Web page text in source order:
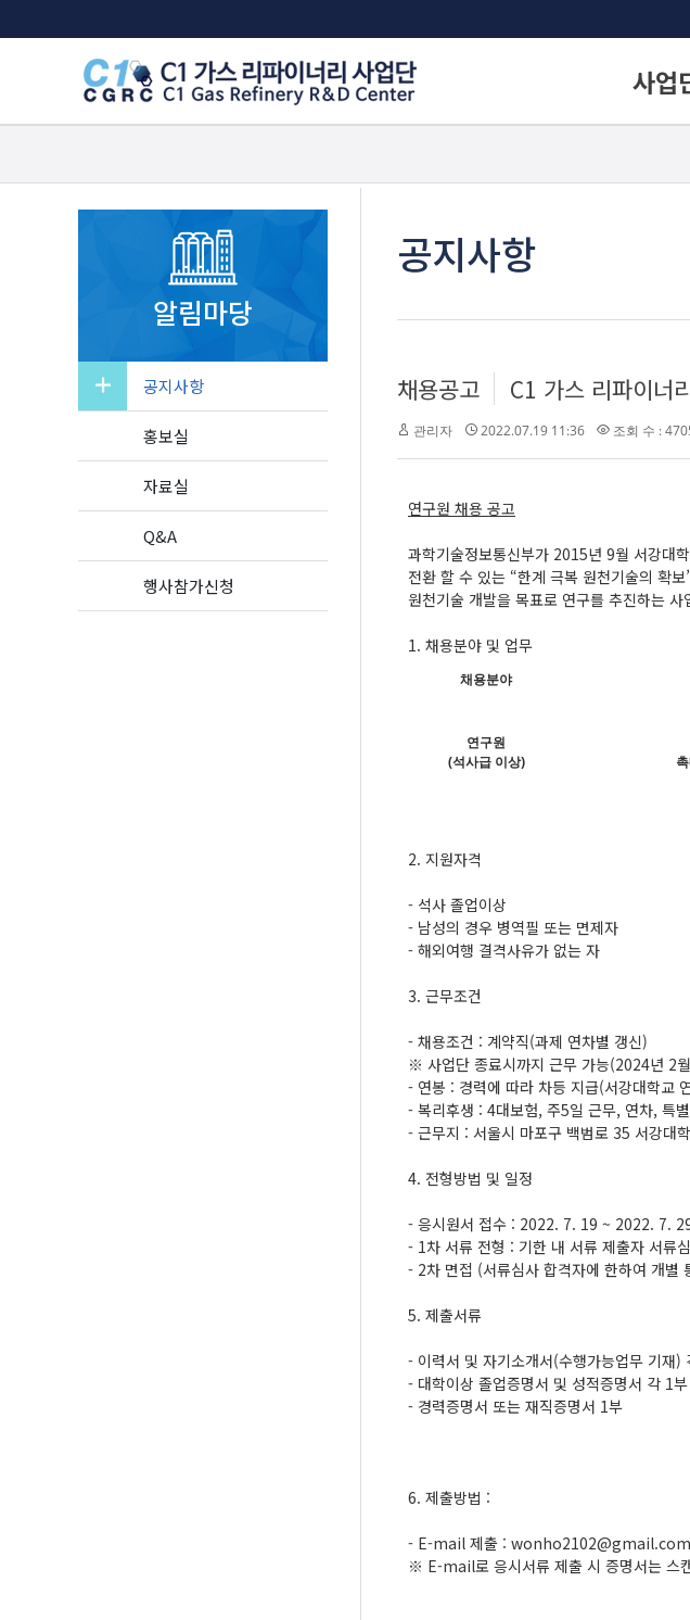
사업
오
알림마당
공지사항
홍보실
자료실
Q&A
행사참가신청
공지사항
채용공고 C1 가스 리파이너
관리자 2022.07.19 11:36 조회 수 :
연구원 채용 공고
과학기술정보통신부가 2015년 9월 서강대
전환 할 수 있는 “한계 극복 원천기술의 확
원천기술 개발을 목표로 연구를 추진하는
1. 채용분야 및 업무
채용분야
연구원
(석사급 이상)
2. 지원자격
- 석사 졸업이상
- 남성의 경우 병역필 또는 면제자
- 해외여행 결격사유가 없는 자
3. 근무조건
- 채용조건 : 계약직(과제 연차별 갱신)
※ 사업단 종료시까지 근무 가능(2024년 2
- 연봉 : 경력에 따라 차등 지급(서강대학교
- 복리후생 : 4대보험, 주5일 근무, 연차, 특
- 근무지 : 서울시 마포구 백범로 35 서강대
4. 전형방법 및 일정
- 응시원서 접수 : 2022. 7. 19 ~ 2022. 7.
- 1차 서류 전형 : 기한 내 서류 제출자 서류
- 2차 면접 (서류심사 합격자에 한하여 개별
5. 제출서류
- 이력서 및 자기소개서(수행가능업무 기재)
- 대학이상 졸업증명서 및 성적증명서 각 1부
- 경력증명서 또는 재직증명서 1부
6. 제출방법 :
- E-mail 제출 : wonho2102@gmail.com
※ E-mail로 응시서류 제출 시 증명서는 스